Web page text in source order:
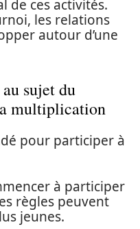
de ces activités.
les relations
autour d’une
sujet du
multiplication
pour participer à
à participer
règles peuvent
jeunes.